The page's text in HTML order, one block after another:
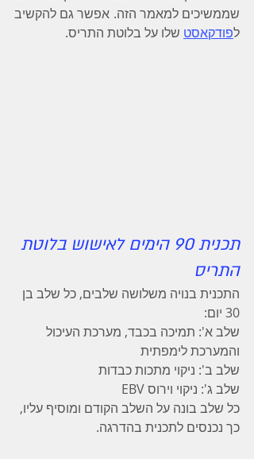
לפודקאסט שלו על בלוטת התריס.
תכנית 90 הימים לאישוש בלוטת
התריס
התכנית בנויה משלושה שלבים, כל שלב בן
30 יום:
שלב א': תמיכה בכבד, מערכת העיכול
והמערכת לימפתית
שלב ב': ניקוי מתכות כבדות
שלב ג': ניקוי וירוס EBV
כל שלב בונה על השלב הקודם ומוסיף עליו,
כך נכנסים לתכנית בהדרגה.